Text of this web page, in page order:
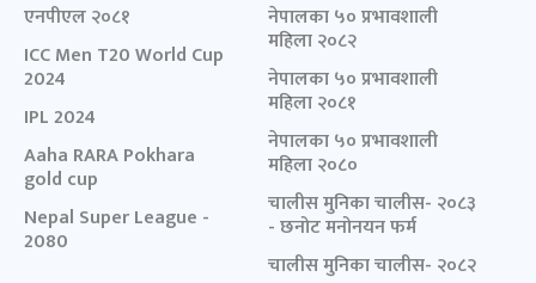
एनपीएल २०८१
ICC Men T20 World Cup
2024
IPL 2024
Aaha RARA Pokhara
gold cup
Nepal Super League -
2080
नेपालका ५० प्रभावशाली
महिला २०८२
नेपालका ५० प्रभावशाली
महिला २०८१
नेपालका ५० प्रभावशाली
महिला २०८०
चालीस मुनिका चालीस- २०८३
- छनोट मनोनयन फर्म
चालीस मुनिका चालीस- २०८२